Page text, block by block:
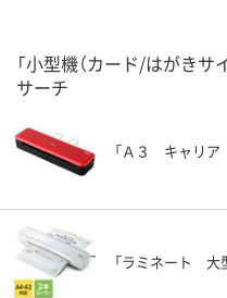
「小型機（カード/はがきサ
サーチ
「Ａ３ キャリ
「ラミネート 大